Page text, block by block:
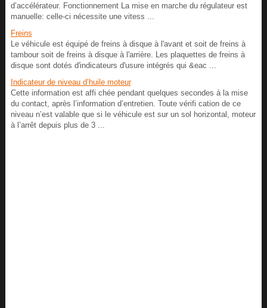
d’accélérateur. Fonctionnement La mise en marche du régulateur est
manuelle: celle-ci nécessite une vitess ...
Freins
Le véhicule est équipé de freins à disque à l'avant et soit de freins à
tambour soit de freins à disque à l'arrière. Les plaquettes de freins à
disque sont dotés d'indicateurs d'usure intégrés qui &eac ...
Indicateur de niveau d’huile moteur
Cette information est affi chée pendant quelques secondes à la mise
du contact, après l’information d’entretien. Toute vérifi cation de ce
niveau n’est valable que si le véhicule est sur un sol horizontal, moteur
à l’arrêt depuis plus de 3 ...